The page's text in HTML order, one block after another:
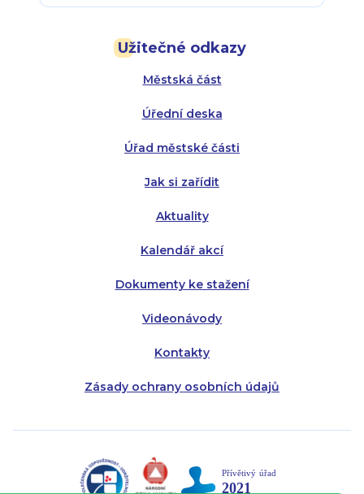
Užitečné odkazy
Městská část
Úřední deska
Úřad městské části
Jak si zařídit
Aktuality
Kalendář akcí
Dokumenty ke stažení
Videonávody
Kontakty
Zásady ochrany osobních údajů
Úterý:
Středa:
Čtvrtek:
Pátek:
Úterý:
Středa:
Čtvrtek: